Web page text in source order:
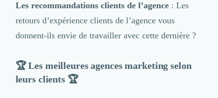
Les recommandations clients de l’agence : Les
retours d’expérience clients de l’agence vous
donnent-ils envie de travailler avec cette dernière ?
🏆 Les meilleures agences marketing selon
leurs clients 🏆